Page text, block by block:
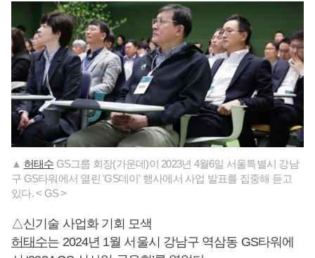
▲ 허태수 GS그룹 회장(가운데)이 2023년 4월6일 서울특별시 강남
구 GS타워에서 열린 'GS데이' 행사에서 사업 발표를 집중해 듣고
있다. < GS >
△신기술 사업화 기회 모색
허태수는 2024년 1월 서울시 강남구 역삼동 GS타워에